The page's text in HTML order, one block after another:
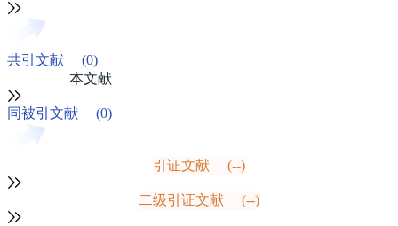
共引文献
(0)
本文献
同被引文献 (0)
引证文献 (--)
二级引证文献 (--)